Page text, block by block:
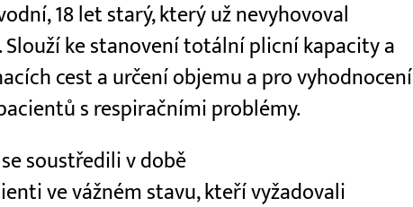
18 let starý, který už nevyhovoval
Slouží ke stanovení totální plicní kapacity a
cest a určení objemu a pro vyhodnocení
s respiračními problémy.
soustředili v době
ve vážném stavu, kteří vyžadovali